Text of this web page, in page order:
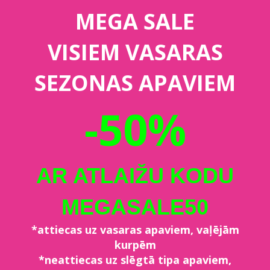
MEGA SALE
VISIEM VASARAS
SEZONAS APAVIEM
-50%
AR ATLAIŽU KODU
MEGASALE50
*attiecas uz vasaras apaviem, vaļējām
kurpēm
*neattiecas uz slēgtā tipa apaviem,